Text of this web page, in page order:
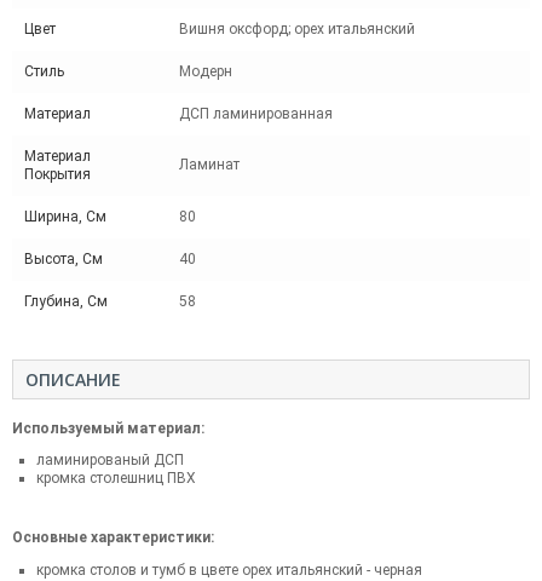
Цвет Вишня оксфорд; орех итальянский
Стиль Модерн
Материал ДСП ламинированная
Материал
Покрытия
Ламинат
Ширина, См 80
Высота, См 40
Глубина, См 58
ОПИСАНИЕ
Используемый материал:
ламинированый ДСП
кромка столешниц ПВХ
Основные характеристики:
кромка столов и тумб в цвете орех итальянский - черная